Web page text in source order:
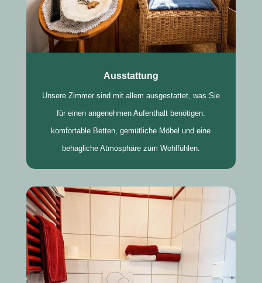
Ausstattung
Unsere Zimmer sind mit allem ausgestattet, was Sie
für einen angenehmen Aufenthalt benötigen:
komfortable Betten, gemütliche Möbel und eine
behagliche Atmosphäre zum Wohlfühlen.